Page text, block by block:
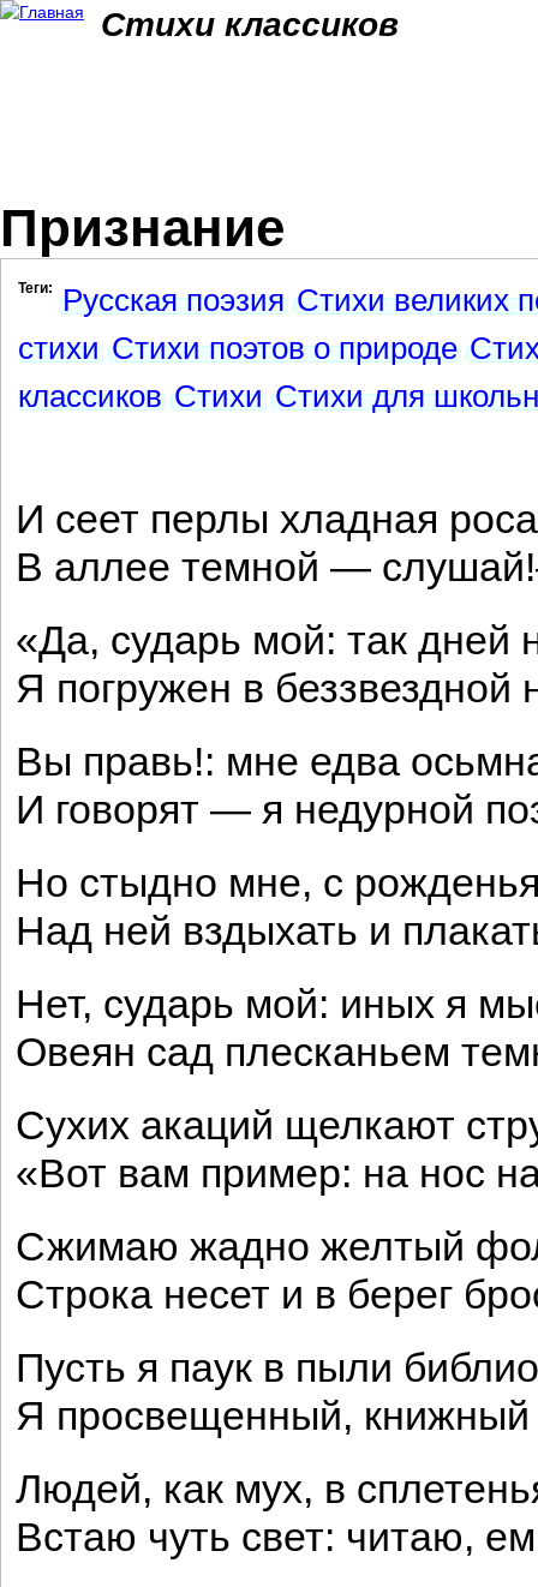
Стихи классиков
Признание
Теги: Русская поэзия Стихи великих
стихи Стихи поэтов о природе
классиков Стихи Стихи для
И сеет перлы хладная
В аллее темной —
«Да, сударь мой: так дней
Я погружен в беззвездной
Вы правь!: мне едва
И говорят — я недурной
Но стыдно мне, с рожденья
Над ней вздыхать и
Нет, сударь мой: иных я
Овеян сад плесканьем
Сухих акаций щелкают
«Вот вам пример: на нос
Сжимаю жадно желтый
Строка несет и в берег
Пусть я паук в пыли
Я просвещенный, книжный
Людей, как мух, в
Встаю чуть свет: читаю,